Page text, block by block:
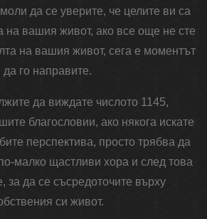
да се уверите, че целите ви са
на вашия живот, ако все още не сте
на вашия живот, сега е моментът
да го направите.
да виждате числото 1145,
благословии, ако някога искате
перспектива, просто трябва да
малко щастливи хора и след това
за да се съсредоточите върху
си живот.